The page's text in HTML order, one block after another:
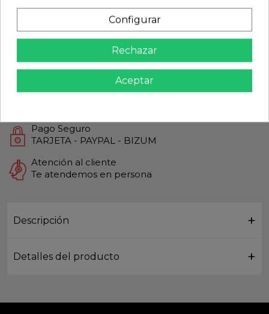
En stock
share Compartir
Calidad Garantizada
Productos de Máxima calidad
Envío Rápido
Pago Seguro
TARJETA - PAYPAL - BIZUM
Atención al cliente
Te atendemos en persona
Descripción
Detalles del producto
Configurar
Rechazar
Aceptar